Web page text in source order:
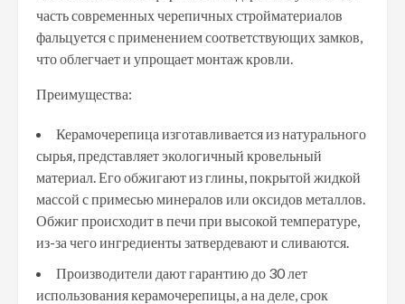
часть современных черепичных стройматериалов
фальцуется с применением соответствующих замков,
что облегчает и упрощает монтаж кровли.
Преимущества:
Керамочерепица изготавливается из натурального
сырья, представляет экологичный кровельный
материал. Его обжигают из глины, покрытой жидкой
массой с примесью минералов или оксидов металлов.
Обжиг происходит в печи при высокой температуре,
из-за чего ингредиенты затвердевают и сливаются.
Производители дают гарантию до 30 лет
использования керамочерепицы, а на деле, срок